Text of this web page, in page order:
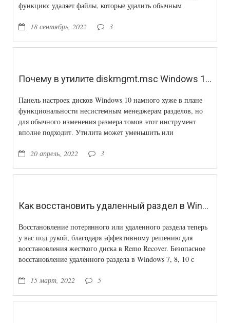
функцию: удаляет файлы, которые удалить обычным
18 сентябрь, 2022
3
Почему в утилите diskmgmt.msc Windows 10 не работает кнопка «Расширить том»
Панель настроек дисков Windows 10 намного хуже в плане
функциональности несистемным менеджерам разделов, но
для обычного изменения размера томов этот инструмент
вполне подходит. Утилита может уменьшить или
20 апрель, 2022
3
Как восстановить удаленный раздел в Windows 7 с помощью Remo Recover?
Восстановление потерянного или удаленного раздела теперь
у вас под рукой, благодаря эффективному решению для
восстановления жесткого диска в Remo Recover. Безопасное
восстановление удаленного раздела в Windows 7, 8, 10 с
15 март, 2022
5